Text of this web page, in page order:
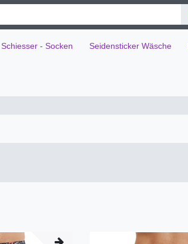
Schiesser - Socken Seidensticker Wäsche